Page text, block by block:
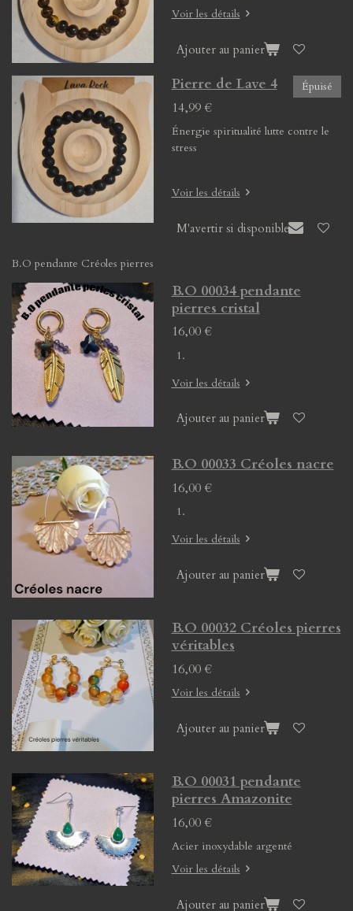
Voir les détails
Ajouter au panier
Épuisé
Pierre de Lave 4
14,99 €
Énergie spiritualité lutte contre le
stress
Voir les détails
M'avertir si disponible
B.O pendante Créoles pierres
B.O 00034 pendante
pierres cristal
16,00 €
Voir les détails
Ajouter au panier
B.O 00033 Créoles nacre
16,00 €
Voir les détails
Ajouter au panier
B.O 00032 Créoles pierres
véritables
16,00 €
Voir les détails
Ajouter au panier
B.O 00031 pendante
pierres Amazonite
16,00 €
Acier inoxydable argenté
Voir les détails
Ajouter au panier